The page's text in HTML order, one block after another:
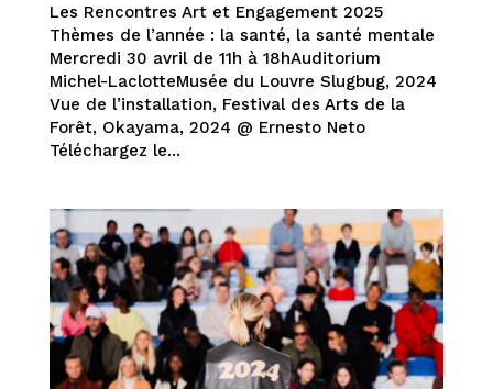
Les Rencontres Art et Engagement 2025
Thèmes de l’année : la santé, la santé mentale
Mercredi 30 avril de 11h à 18hAuditorium
Michel-LaclotteMusée du Louvre Slugbug, 2024
Vue de l’installation, Festival des Arts de la
Forêt, Okayama, 2024 @ Ernesto Neto
Téléchargez le...